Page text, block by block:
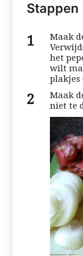
Stappen
Maak
het
wilt
plakjes
Maak
niet te